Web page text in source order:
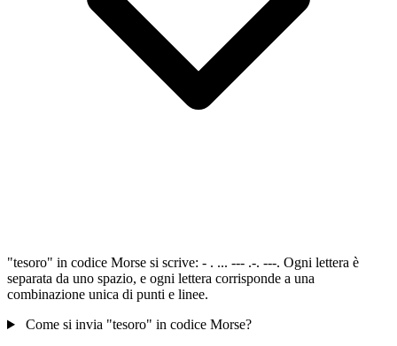
"tesoro" in codice Morse si scrive: - . ... --- .-. ---. Ogni lettera è
separata da uno spazio, e ogni lettera corrisponde a una
combinazione unica di punti e linee.
Come si invia "tesoro" in codice Morse?